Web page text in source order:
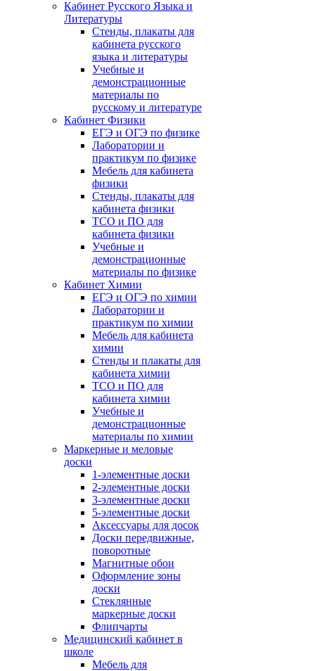
Кабинет Русского Языка и
Литературы
Стенды, плакаты для
кабинета русского
языка и литературы
Учебные и
демонстрационные
материалы по
русскому и литературе
Кабинет Физики
ЕГЭ и ОГЭ по физике
Лаборатории и
практикум по физике
Мебель для кабинета
физики
Стенды, плакаты для
кабинета физики
ТСО и ПО для
кабинета физики
Учебные и
демонстрационные
материалы по физике
Кабинет Химии
ЕГЭ и ОГЭ по химии
Лаборатории и
практикум по химии
Мебель для кабинета
химии
Стенды и плакаты для
кабинета химии
ТСО и ПО для
кабинета химии
Учебные и
демонстрационные
материалы по химии
Маркерные и меловые
доски
1-элементные доски
2-элементные доски
3-элементные доски
5-элементные доски
Аксессуары для досок
Доски передвижные,
поворотные
Магнитные обои
Оформление зоны
доски
Стеклянные
маркерные доски
Флипчарты
Медицинский кабинет в
школе
Мебель для